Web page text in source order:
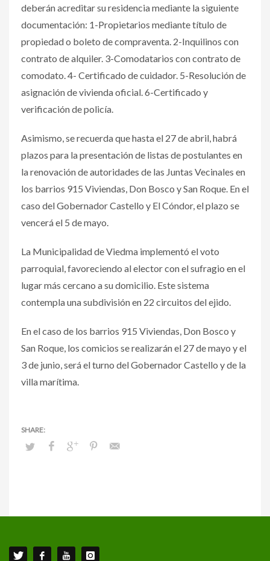
deberán acreditar su residencia mediante la siguiente
documentación: 1-Propietarios mediante título de
propiedad o boleto de compraventa. 2-Inquilinos con
contrato de alquiler. 3-Comodatarios con contrato de
comodato. 4- Certificado de cuidador. 5-Resolución de
asignación de vivienda oficial. 6-Certificado y
verificación de policía.
Asimismo, se recuerda que hasta el 27 de abril, habrá
plazos para la presentación de listas de postulantes en
la renovación de autoridades de las Juntas Vecinales en
los barrios 915 Viviendas, Don Bosco y San Roque. En el
caso del Gobernador Castello y El Cóndor, el plazo se
vencerá el 5 de mayo.
La Municipalidad de Viedma implementó el voto
parroquial, favoreciendo al elector con el sufragio en el
lugar más cercano a su domicilio. Este sistema
contempla una subdivisión en 22 circuitos del ejido.
En el caso de los barrios 915 Viviendas, Don Bosco y
San Roque, los comicios se realizarán el 27 de mayo y el
3 de junio, será el turno del Gobernador Castello y de la
villa marítima.